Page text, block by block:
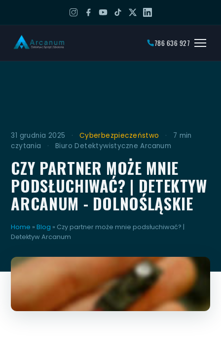
786 636 927
31 grudnia 2025 · Cyberbezpieczeństwo ·
7 min
czytania
· Biuro Detektywistyczne Arcanum
CZY PARTNER MOŻE MNIE
PODSŁUCHIWAĆ? | DETEKTYW
ARCANUM - DOLNOŚLĄSKIE
Home »Blog » Czy partner może mnie podsłuchiwać? |
Detektyw Arcanum